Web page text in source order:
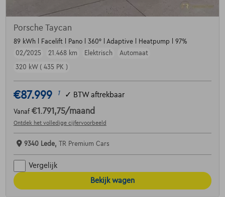
Porsche Taycan
89 kWh l Facelift l Pano l 360° l Adaptive l Heatpump l 97%
02/2025
21.468 km Elektrisch
Automaat
320 kW ( 435 PK )
€87.999 1 ✓ BTW aftrekbaar
Vanaf €1.791,75/maand
Ontdek het volledige cijfervoorbeeld
9340 Lede, TR Premium Cars
Vergelijk
Bekijk wagen